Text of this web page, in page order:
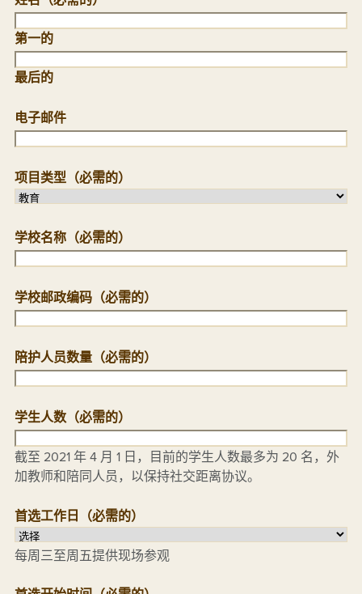
第一的
最后的
电子邮件
项目类型（必需的）
学校名称（必需的）
学校邮政编码（必需的）
陪护人员数量（必需的）
学生人数（必需的）
截至 2021 年 4 月 1 日，目前的学生人数最多为 20 名，外
加教师和陪同人员，以保持社交距离协议。
首选工作日 （必需的）
每周三至周五提供现场参观